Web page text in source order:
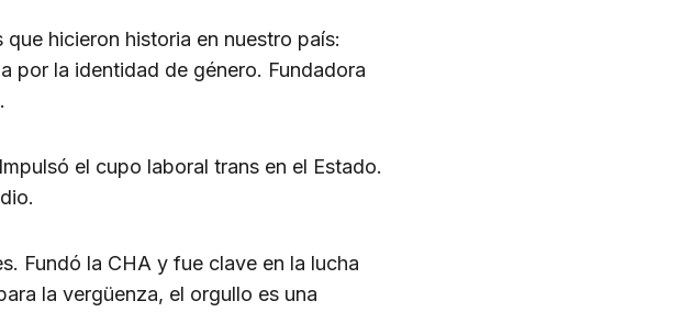
hicieron historia en nuestro país:
por la identidad de género. Fundadora
el cupo laboral trans en el Estado.
Fundó la CHA y fue clave en la lucha
la vergüenza, el orgullo es una